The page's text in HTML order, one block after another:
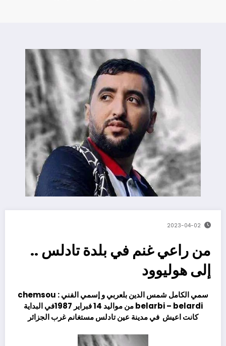
2023-04-02
من راعي غنم في بلدة تادلس ..
إلى هوليوود
سمي الكامل شمس الدين بلعربي و إسمي الفني : chemsou
belarbi – belardi
من مواليد 14 فبراير 1987في البداية
كانت اعيش في مدينة عين تادلس مستغانم غرب الجزائر